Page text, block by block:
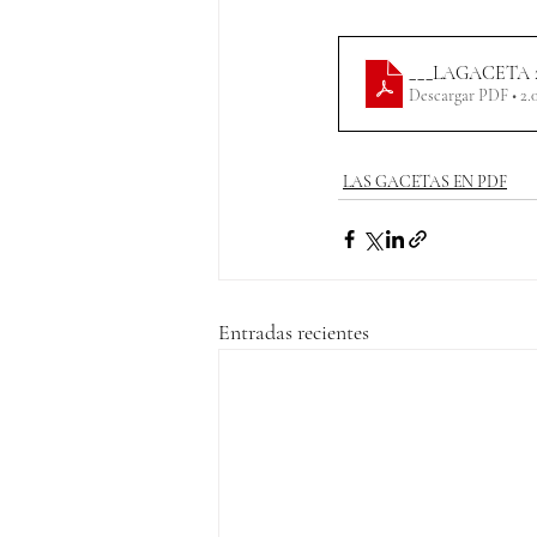
___LAGACETA
Descargar PDF •
LAS GACETAS EN PDF
Entradas recientes